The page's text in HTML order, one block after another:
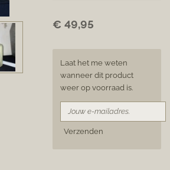
€ 49,95
Laat het me weten
wanneer dit product
weer op voorraad is.
Verzenden